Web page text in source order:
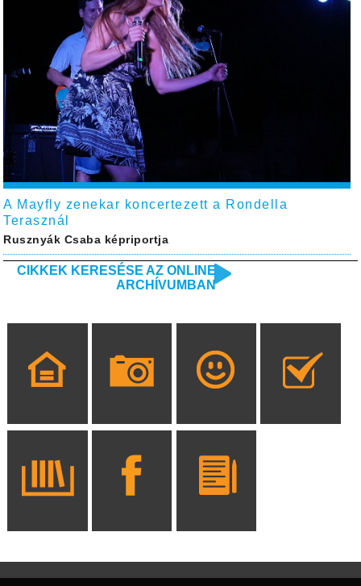
A Mayfly zenekar koncertezett a Rondella
Terasznál
Rusznyák Csaba képriportja
CIKKEK KERESÉSE AZ ONLINE
ARCHÍVUMBAN